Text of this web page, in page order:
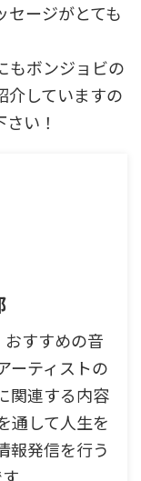
ージがとても
もボンジョビの
介していますの
い！
すすめの音
ーティストの
関連する内容
通して人生を
報発信を行う